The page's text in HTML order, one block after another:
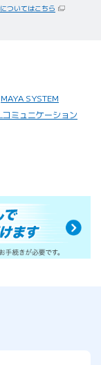
ついてはこちら
MAYA SYSTEM
コミュニケーション